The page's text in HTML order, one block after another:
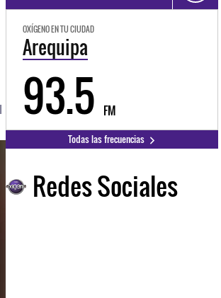
OXÍGENO EN TU CIUDAD
Arequipa
93.5 FM
Todas las frecuencias
Redes Sociales